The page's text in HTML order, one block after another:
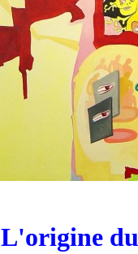
L'origine